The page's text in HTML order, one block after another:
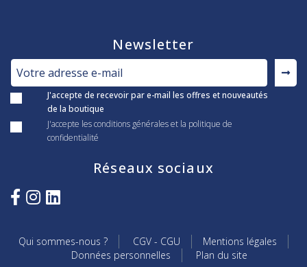
Newsletter
J'accepte de recevoir par e-mail les offres et nouveautés
de la boutique
J'accepte les conditions générales et la politique de
confidentialité
Réseaux sociaux
Qui sommes-nous ? CGV - CGU
Mentions légales
Données personnelles
Plan du site